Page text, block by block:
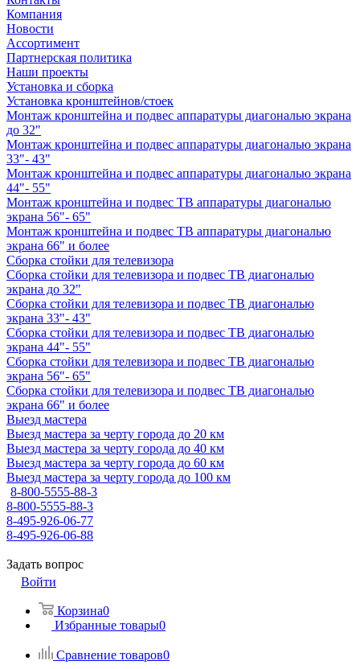
Компания
Новости
Ассортимент
Партнерская политика
Наши проекты
Установка и сборка
Установка кронштейнов/стоек
Монтаж кронштейна и подвес аппаратуры диагональю экрана
до 32"
Монтаж кронштейна и подвес аппаратуры диагональю экрана
33"- 43"
Монтаж кронштейна и подвес аппаратуры диагональю экрана
44"- 55"
Монтаж кронштейна и подвес ТВ аппаратуры диагональю
экрана 56"- 65"
Монтаж кронштейна и подвес ТВ аппаратуры диагональю
экрана 66" и более
Сборка стойки для телевизора
Сборка стойки для телевизора и подвес ТВ диагональю
экрана до 32"
Сборка стойки для телевизора и подвес ТВ диагональю
экрана 33"- 43"
Сборка стойки для телевизора и подвес ТВ диагональю
экрана 44"- 55"
Сборка стойки для телевизора и подвес ТВ диагональю
экрана 56"- 65"
Сборка стойки для телевизора и подвес ТВ диагональю
экрана 66" и более
Выезд мастера
Выезд мастера за черту города до 20 км
Выезд мастера за черту города до 40 км
Выезд мастера за черту города до 60 км
Выезд мастера за черту города до 100 км
8-800-5555-88-3
8-800-5555-88-3
8-495-926-06-77
8-495-926-06-88
Задать вопрос
Войти
Корзина0
Избранные товары0
Сравнение товаров0